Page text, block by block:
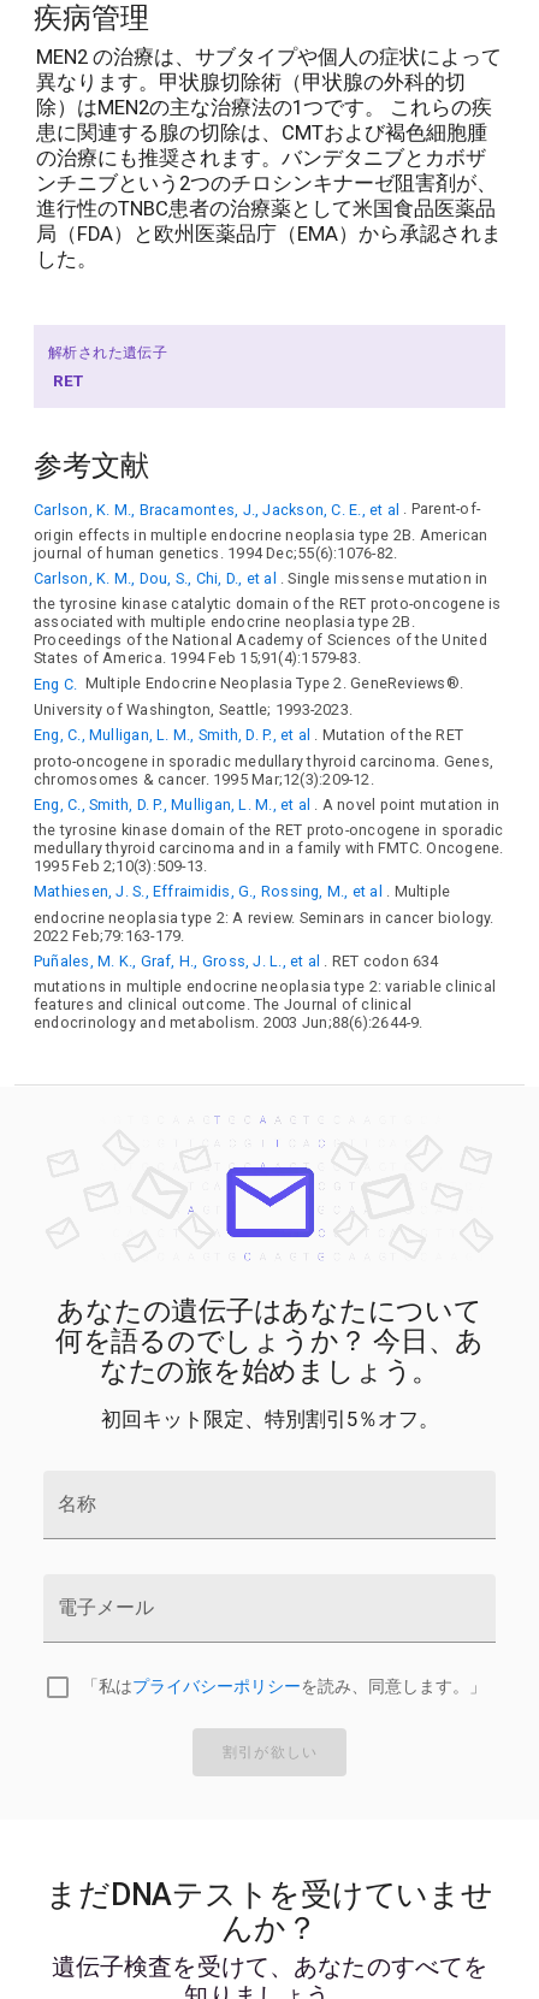
疾病管理
MEN2 の治療は、サブタイプや個人の症状によって
異なります。甲状腺切除術（甲状腺の外科的切
除）はMEN2の主な治療法の1つです。 これらの疾
患に関連する腺の切除は、CMTおよび褐色細胞腫
の治療にも推奨されます。バンデタニブとカボザ
ンチニブという2つのチロシンキナーゼ阻害剤が、
進行性のTNBC患者の治療薬として米国食品医薬品
局（FDA）と欧州医薬品庁（EMA）から承認されま
した。
解析された遺伝子
RET
参考文献
Carlson, K. M., Bracamontes, J., Jackson, C. E., et al . Parent-of-
origin effects in multiple endocrine neoplasia type 2B. American
journal of human genetics. 1994 Dec;55(6):1076-82.
Carlson, K. M., Dou, S., Chi, D., et al . Single missense mutation in
the tyrosine kinase catalytic domain of the RET proto-oncogene is
associated with multiple endocrine neoplasia type 2B.
Proceedings of the National Academy of Sciences of the United
States of America. 1994 Feb 15;91(4):1579-83.
Eng C.
Multiple Endocrine Neoplasia Type 2. GeneReviews®.
University of Washington, Seattle; 1993-2023.
Eng, C., Mulligan, L. M., Smith, D. P., et al . Mutation of the RET
proto-oncogene in sporadic medullary thyroid carcinoma. Genes,
chromosomes & cancer. 1995 Mar;12(3):209-12.
Eng, C., Smith, D. P., Mulligan, L. M., et al
. A novel point mutation in
the tyrosine kinase domain of the RET proto-oncogene in sporadic
medullary thyroid carcinoma and in a family with FMTC. Oncogene.
1995 Feb 2;10(3):509-13.
Mathiesen, J. S., Effraimidis, G., Rossing, M., et al . Multiple
endocrine neoplasia type 2: A review. Seminars in cancer biology.
2022 Feb;79:163-179.
Puñales, M. K., Graf, H., Gross, J. L., et al . RET codon 634
mutations in multiple endocrine neoplasia type 2: variable clinical
features and clinical outcome. The Journal of clinical
endocrinology and metabolism. 2003 Jun;88(6):2644-9.
あなたの遺伝子はあなたについて
何を語るのでしょうか？ 今日、あ
なたの旅を始めましょう。
初回キット限定、特別割引5％オフ。
名称
電子メール
「私はプライバシーポリシーを読み、同意します。」
割引が欲しい
まだDNAテストを受けていませ
んか？
遺伝子検査を受けて、あなたのすべてを